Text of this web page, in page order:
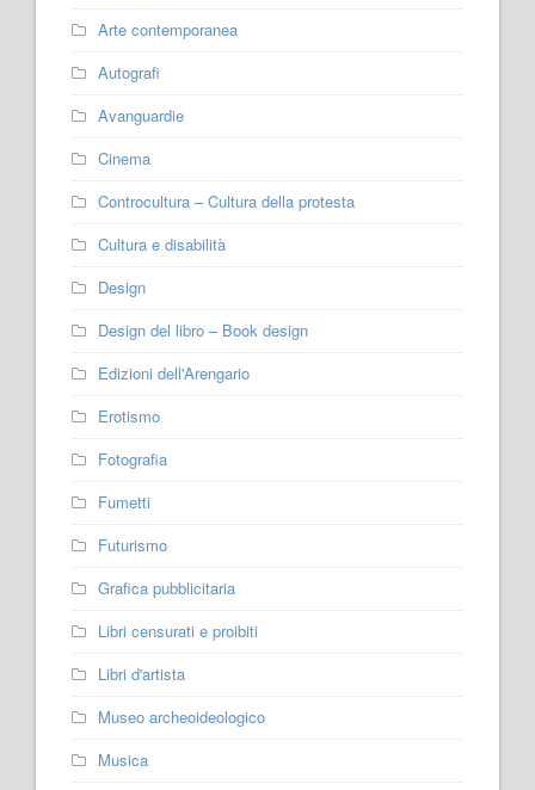
Arte contemporanea
Autografi
Avanguardie
Cinema
Controcultura – Cultura della protesta
Cultura e disabilità
Design
Design del libro – Book design
Edizioni dell'Arengario
Erotismo
Fotografia
Fumetti
Futurismo
Grafica pubblicitaria
Libri censurati e proibiti
Libri d'artista
Museo archeoideologico
Musica